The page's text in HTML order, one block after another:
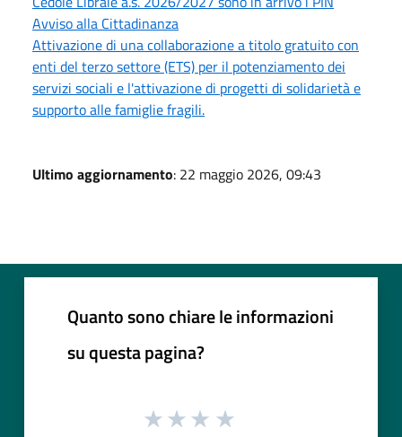
Avviso alla Cittadinanza
Attivazione di una collaborazione a titolo gratuito con
enti del terzo settore (ETS) per il potenziamento dei
servizi sociali e l'attivazione di progetti di solidarietà e
supporto alle famiglie fragili.
Ultimo aggiornamento: 22 maggio 2026, 09:43
Quanto sono chiare le informazioni
su questa pagina?